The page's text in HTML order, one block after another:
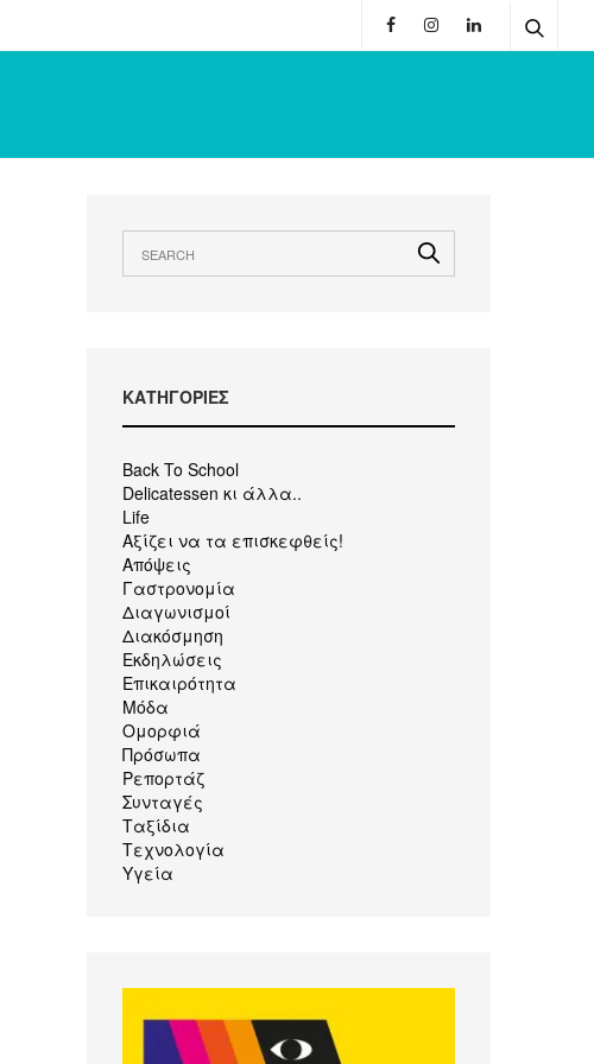
KΑΤΗΓΟΡΙΕΣ
Back To School
Delicatessen κι άλλα..
Life
Αξίζει να τα επισκεφθείς!
Απόψεις
Γαστρονομία
Διαγωνισμοί
Διακόσμηση
Εκδηλώσεις
Επικαιρότητα
Μόδα
Ομορφιά
Πρόσωπα
Ρεπορτάζ
Συνταγές
Ταξίδια
Τεχνολογία
Υγεία